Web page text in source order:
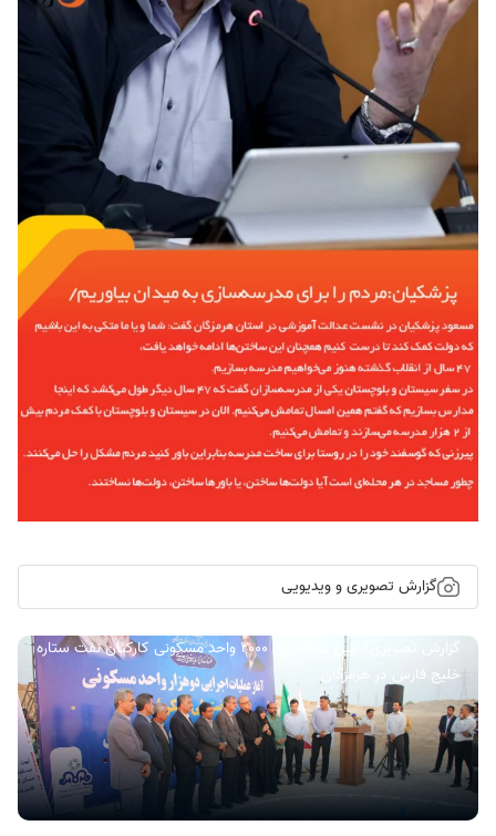
گزارش تصویری و ویدیویی
گزارش تصویری/ آیین کلنگ زنی ۲۰۰۰ واحد مسکونی کارکنان نفت ستاره
خلیج فارس در هرمزگان